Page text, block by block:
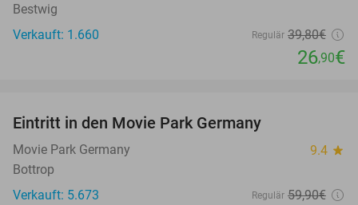
Bestwig
Verkauft: 1.660
Regulär 39,80€
26,90€
Eintritt in den Movie Park Germany
Movie Park Germany 9.4 star
Bottrop
Verkauft: 5.673
Regulär 59,90€